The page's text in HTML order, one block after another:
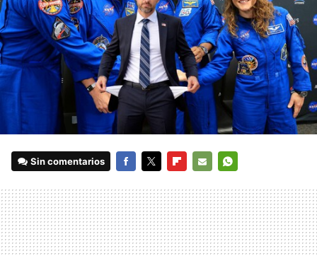
Sin comentarios
MAIL